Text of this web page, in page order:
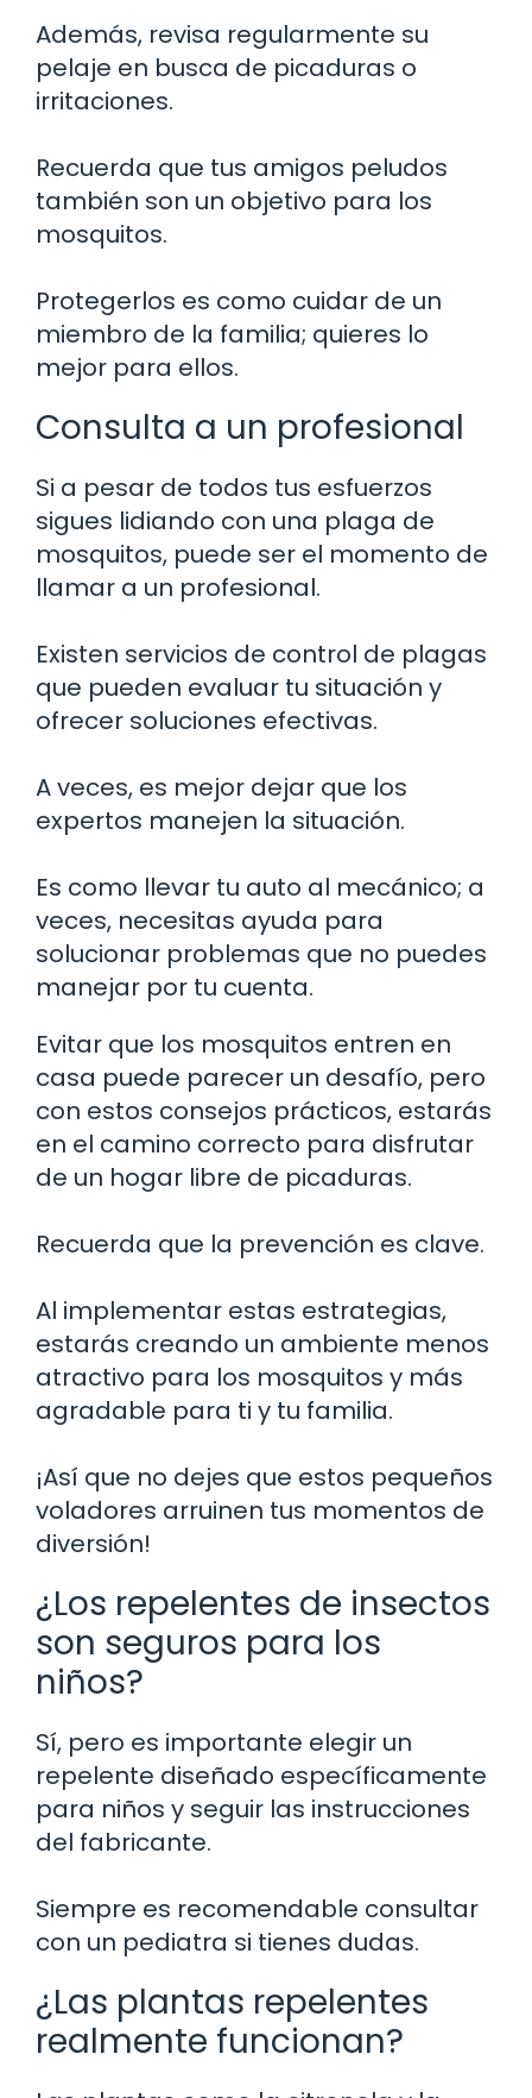
Además, revisa regularmente su
pelaje en busca de picaduras o
irritaciones.
Recuerda que tus amigos peludos
también son un objetivo para los
mosquitos.
Protegerlos es como cuidar de un
miembro de la familia; quieres lo
mejor para ellos.
Consulta a un profesional
Si a pesar de todos tus esfuerzos
sigues lidiando con una plaga de
mosquitos, puede ser el momento de
llamar a un profesional.
Existen servicios de control de plagas
que pueden evaluar tu situación y
ofrecer soluciones efectivas.
A veces, es mejor dejar que los
expertos manejen la situación.
Es como llevar tu auto al mecánico; a
veces, necesitas ayuda para
solucionar problemas que no puedes
manejar por tu cuenta.
Evitar que los mosquitos entren en
casa puede parecer un desafío, pero
con estos consejos prácticos, estarás
en el camino correcto para disfrutar
de un hogar libre de picaduras.
Recuerda que la prevención es clave.
Al implementar estas estrategias,
estarás creando un ambiente menos
atractivo para los mosquitos y más
agradable para ti y tu familia.
¡Así que no dejes que estos pequeños
voladores arruinen tus momentos de
diversión!
¿Los repelentes de insectos
son seguros para los
niños?
Sí, pero es importante elegir un
repelente diseñado específicamente
para niños y seguir las instrucciones
del fabricante.
Siempre es recomendable consultar
con un pediatra si tienes dudas.
¿Las plantas repelentes
realmente funcionan?